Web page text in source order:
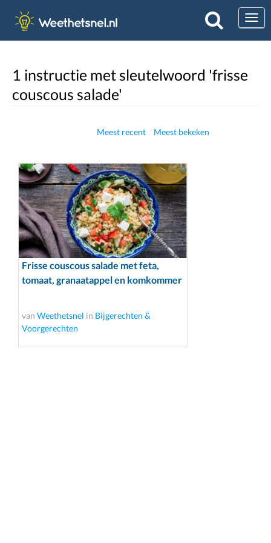
1 instructie met sleutelwoord 'frisse
couscous salade'
Meest recent Meest bekeken
Frisse couscous salade met feta,
tomaat, granaatappel en komkommer
van Weethetsnel in Bijgerechten &
Voorgerechten